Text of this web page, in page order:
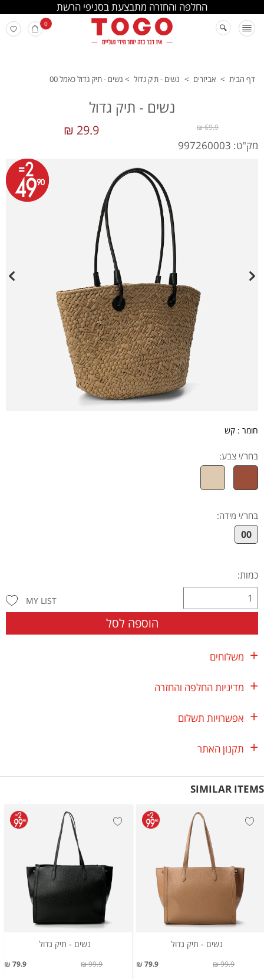
החלפה והחזרה מתבצעת בסניפי הרשת
0
דף הבית > אביזרים > נשים - תיק גדול > נשים - תיק גדול כאמל 00
נשים - תיק גדול
29.9 ₪ 69.9 ₪
מק"ט: 997260003
חומר : קש
בחר/י צבע:
בחר/י מידה:
00
כמות:
הוספה לסל
MY LIST
משלוחים
מדיניות החלפה והחזרה
אפשרויות תשלום
תקנון האתר
SIMILAR ITEMS
נשים - תיק גדול
79.9 ₪ 99.9 ₪
נשים - תיק גדול
79.9 ₪ 99.9 ₪